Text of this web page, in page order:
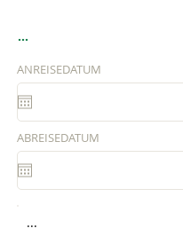
...
ANREISEDATUM
ABREISEDATUM
...